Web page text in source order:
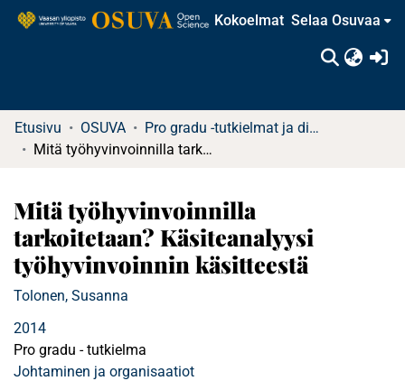
Kokoelmat Selaa Osuvaa
Etusivu OSUVA
Pro gradu -tutkielmat ja diplomityöt (rajattu saatavuus)
Mitä työhyvinvoinnilla tarkoitetaan? Käsiteanalyysi työhyvinvoinnin käsitteestä
Mitä työhyvinvoinnilla
tarkoitetaan? Käsiteanalyysi
työhyvinvoinnin käsitteestä
Tolonen, Susanna
2014
Pro gradu - tutkielma
Johtaminen ja organisaatiot